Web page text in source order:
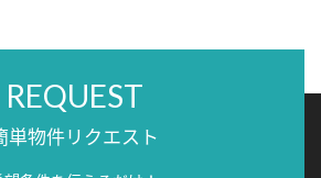
REQUEST
単物件リクエスト